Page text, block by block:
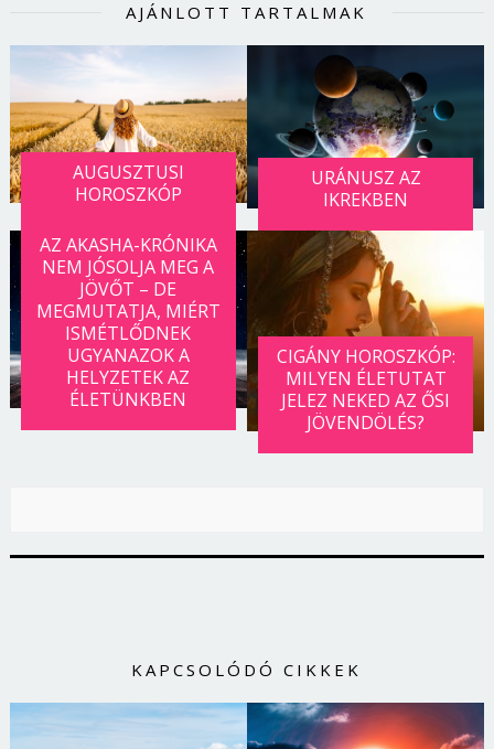
AJÁNLOTT TARTALMAK
AUGUSZTUSI
HOROSZKÓP
URÁNUSZ AZ
IKREKBEN
AZ AKASHA-KRÓNIKA
NEM JÓSOLJA MEG A
JÖVŐT – DE
MEGMUTATJA, MIÉRT
ISMÉTLŐDNEK
UGYANAZOK A
HELYZETEK AZ
ÉLETÜNKBEN
CIGÁNY HOROSZKÓP:
MILYEN ÉLETUTAT
JELEZ NEKED AZ ŐSI
JÖVENDÖLÉS?
KAPCSOLÓDÓ CIKKEK